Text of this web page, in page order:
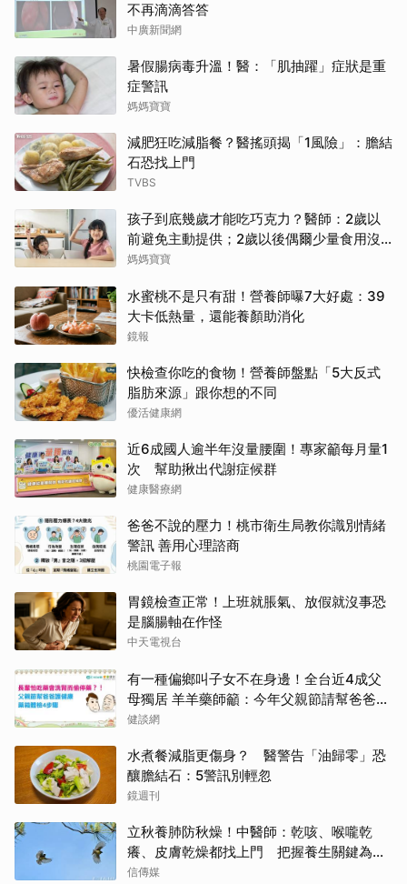
不再滴滴答答
中廣新聞網
暑假腸病毒升溫！醫：「肌抽躍」症狀是重
症警訊
媽媽寶寶
減肥狂吃減脂餐？醫搖頭揭「1風險」：膽結
石恐找上門
TVBS
孩子到底幾歲才能吃巧克力？醫師：2歲以
前避免主動提供；2歲以後偶爾少量食用沒
問題
媽媽寶寶
水蜜桃不是只有甜！營養師曝7大好處：39
大卡低熱量，還能養顏助消化
鏡報
快檢查你吃的食物！營養師盤點「5大反式
脂肪來源」跟你想的不同
優活健康網
近6成國人逾半年沒量腰圍！專家籲每月量1
次 幫助揪出代謝症候群
健康醫療網
爸爸不說的壓力！桃市衛生局教你識別情緒
警訊 善用心理諮商
桃園電子報
胃鏡檢查正常！上班就脹氣、放假就沒事恐
是腦腸軸在作怪
中天電視台
有一種偏鄉叫子女不在身邊！全台近4成父
母獨居 羊羊藥師籲：今年父親節請幫爸爸讀
懂他的藥
健談網
水煮餐減脂更傷身？ 醫警告「油歸零」恐
釀膽結石：5警訊別輕忽
鏡週刊
立秋養肺防秋燥！中醫師：乾咳、喉嚨乾
癢、皮膚乾燥都找上門 把握養生關鍵為秋
冬打底
信傳媒